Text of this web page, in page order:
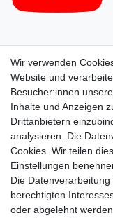
Wir verwenden
Website und
Besucher:innen
Inhalte und Anzeigen
Drittanbietern
analysieren. Die
Cookies. Wir teilen
Einstellungen
Die
berechtigten
oder abgelehnt